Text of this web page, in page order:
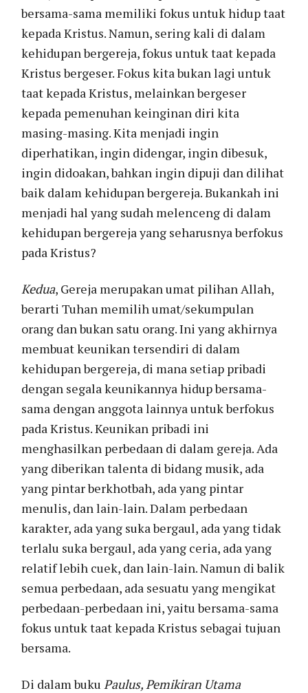
bersama-sama memiliki fokus untuk hidup taat
kepada Kristus. Namun, sering kali di dalam
kehidupan bergereja, fokus untuk taat kepada
Kristus bergeser. Fokus kita bukan lagi untuk
taat kepada Kristus, melainkan bergeser
kepada pemenuhan keinginan diri kita
masing-masing. Kita menjadi ingin
diperhatikan, ingin didengar, ingin dibesuk,
ingin didoakan, bahkan ingin dipuji dan dilihat
baik dalam kehidupan bergereja. Bukankah ini
menjadi hal yang sudah melenceng di dalam
kehidupan bergereja yang seharusnya berfokus
pada Kristus?
Kedua, Gereja merupakan umat pilihan Allah,
berarti Tuhan memilih umat/sekumpulan
orang dan bukan satu orang. Ini yang akhirnya
membuat keunikan tersendiri di dalam
kehidupan bergereja, di mana setiap pribadi
dengan segala keunikannya hidup bersama-
sama dengan anggota lainnya untuk berfokus
pada Kristus. Keunikan pribadi ini
menghasilkan perbedaan di dalam gereja. Ada
yang diberikan talenta di bidang musik, ada
yang pintar berkhotbah, ada yang pintar
menulis, dan lain-lain. Dalam perbedaan
karakter, ada yang suka bergaul, ada yang tidak
terlalu suka bergaul, ada yang ceria, ada yang
relatif lebih cuek, dan lain-lain. Namun di balik
semua perbedaan, ada sesuatu yang mengikat
perbedaan-perbedaan ini, yaitu bersama-sama
fokus untuk taat kepada Kristus sebagai tujuan
bersama.
Di dalam bukuPaulus, Pemikiran Utama